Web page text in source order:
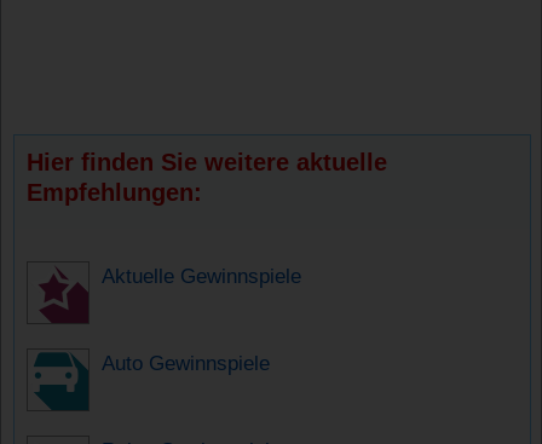
Hier finden Sie weitere aktuelle
Empfehlungen:
Aktuelle Gewinnspiele
Auto Gewinnspiele